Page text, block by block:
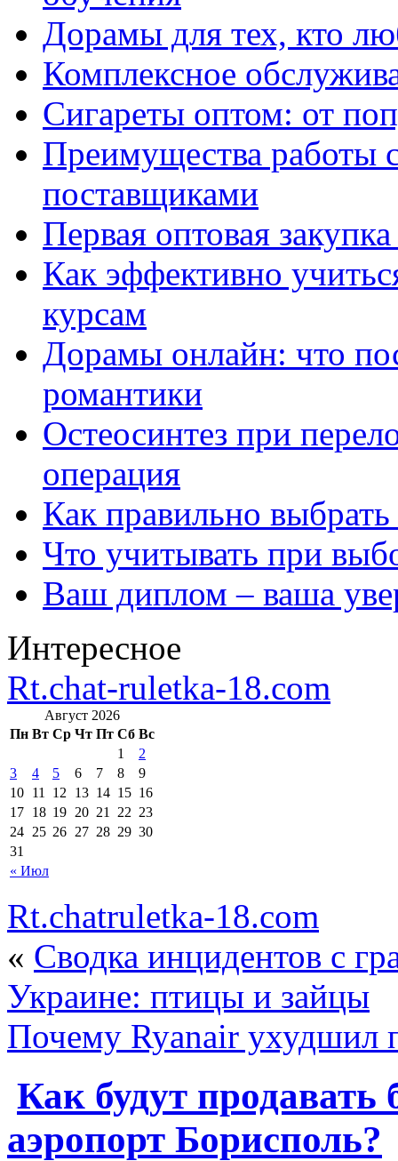
Дорамы для тех, кто
Комплексное
Сигареты оптом: от
Преимущества работы
поставщиками
Первая оптовая
Как эффективно
курсам
Дорамы онлайн: что
романтики
Остеосинтез при
операция
Как правильно
Что учитывать при
Ваш диплом – ваша
Интересное
Rt.chat-ruletka-18.com
Август 2026
Пн Вт Ср Чт Пт Сб Вс
« Июл
1
2
3
4 5 6 7 8
9
10 11 12 13 14 15 16
17 18 19 20 21 22 23
24 25 26 27 28 29 30
31
Rt.chatruletka-18.com
« Сводка инцидентов с
Украине: птицы и зайцы
Почему Ryanair ухудшил
Как будут продавать
аэропорт Борисполь?